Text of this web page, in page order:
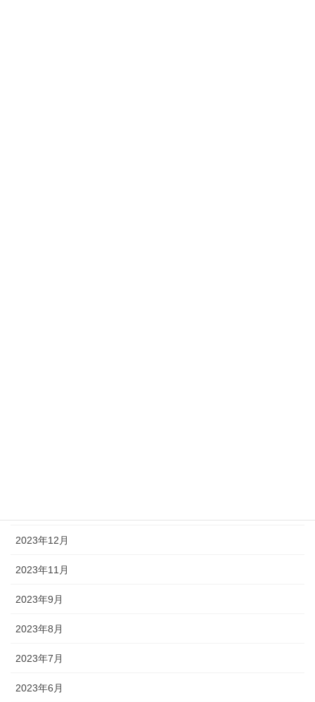
2023年12月
2023年11月
2023年9月
2023年8月
2023年7月
2023年6月